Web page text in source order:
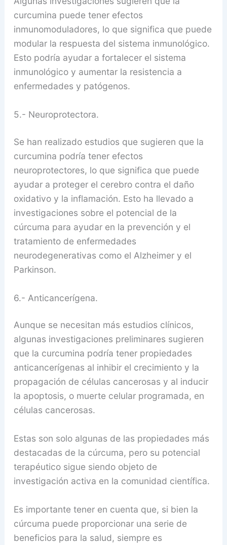
curcumina puede tener efectos
inmunomoduladores, lo que significa que puede
modular la respuesta del sistema inmunológico.
Esto podría ayudar a fortalecer el sistema
inmunológico y aumentar la resistencia a
enfermedades y patógenos.
5.- Neuroprotectora.
Se han realizado estudios que sugieren que la
curcumina podría tener efectos
neuroprotectores, lo que significa que puede
ayudar a proteger el cerebro contra el daño
oxidativo y la inflamación. Esto ha llevado a
investigaciones sobre el potencial de la
cúrcuma para ayudar en la prevención y el
tratamiento de enfermedades
neurodegenerativas como el Alzheimer y el
Parkinson.
6.- Anticancerígena.
Aunque se necesitan más estudios clínicos,
algunas investigaciones preliminares sugieren
que la curcumina podría tener propiedades
anticancerígenas al inhibir el crecimiento y la
propagación de células cancerosas y al inducir
la apoptosis, o muerte celular programada, en
células cancerosas.
Estas son solo algunas de las propiedades más
destacadas de la cúrcuma, pero su potencial
terapéutico sigue siendo objeto de
investigación activa en la comunidad científica.
Es importante tener en cuenta que, si bien la
cúrcuma puede proporcionar una serie de
beneficios para la salud, siempre es